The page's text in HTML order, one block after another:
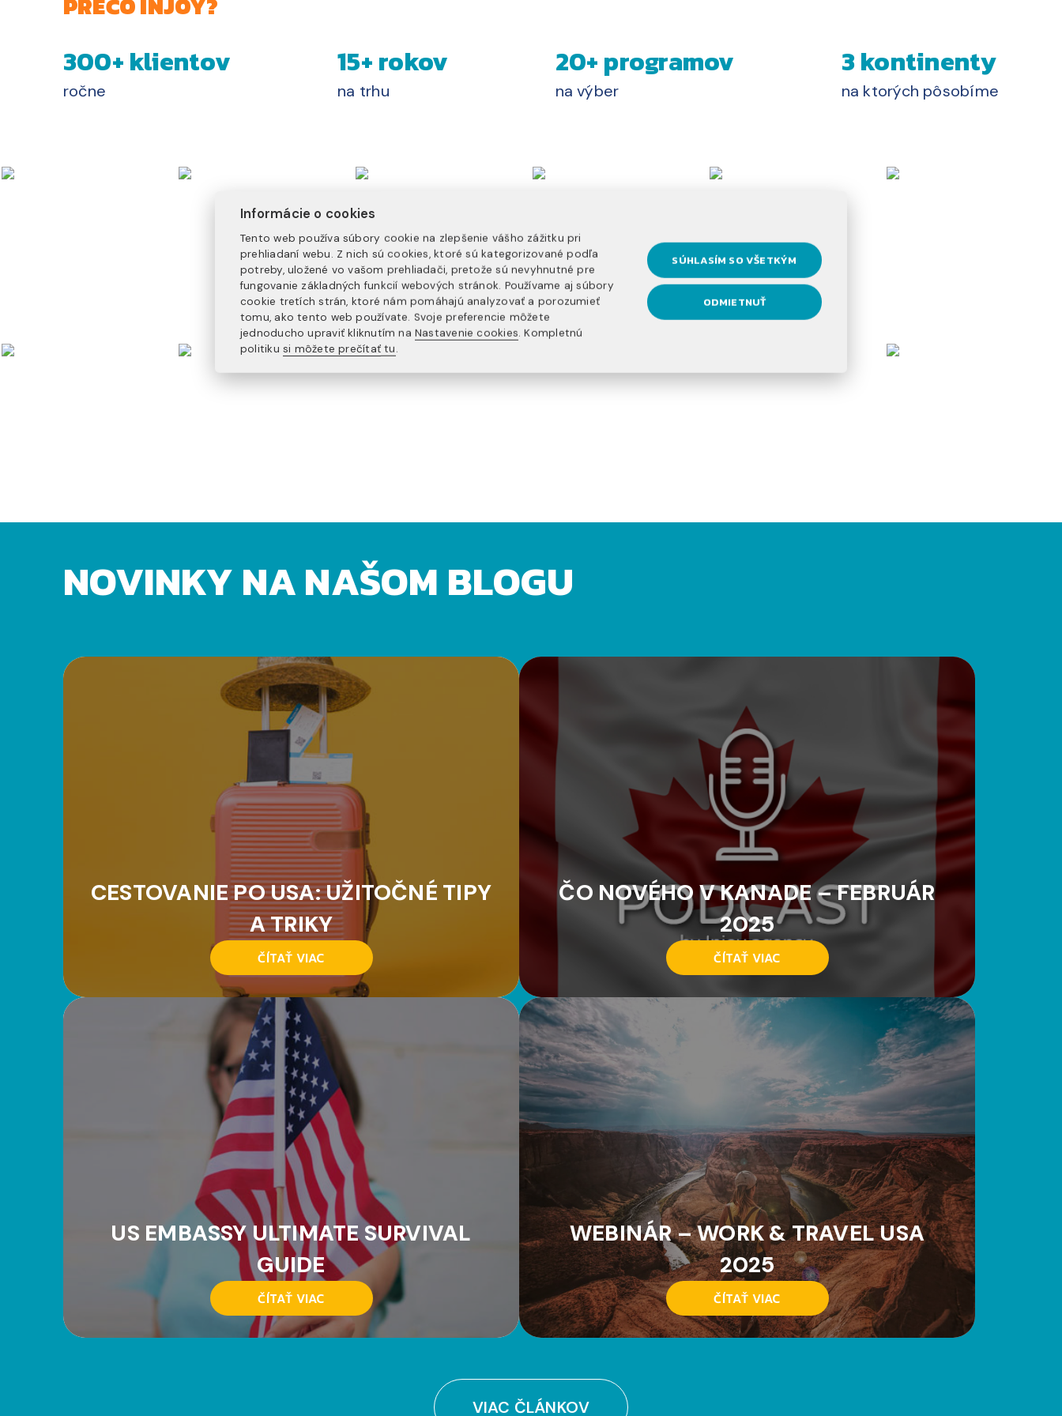
300+ klientov
ročne
15+ rokov
na trhu
20+ programov
na výber
3 kontinenty
na ktorých pôsobíme
NOVINKY NA NAŠOM BLOGU
CESTOVANIE PO USA: UŽITOČNÉ TIPY
A TRIKY
ČÍTAŤ VIAC
ČO NOVÉHO V KANADE – FEBRUÁR
2025
ČÍTAŤ VIAC
US EMBASSY ULTIMATE SURVIVAL
GUIDE
ČÍTAŤ VIAC
WEBINÁR – WORK & TRAVEL USA
2025
ČÍTAŤ VIAC
VIAC ČLÁNKOV
Informácie o cookies
Tento web používa súbory cookie na zlepšenie vášho zážitku pri
prehliadaní webu. Z nich sú cookies, ktoré sú kategorizované podľa
potreby, uložené vo vašom prehliadači, pretože sú nevyhnutné pre
fungovanie základných funkcií webových stránok. Používame aj súbory
cookie tretích strán, ktoré nám pomáhajú analyzovať a porozumieť
tomu, ako tento web používate. Svoje preferencie môžete
jednoducho upraviť kliknutím naNastavenie cookies. Kompletnú
politiku si môžete prečítať tu.
SÚHLASÍM SO VŠETKÝM
ODMIETNUŤ